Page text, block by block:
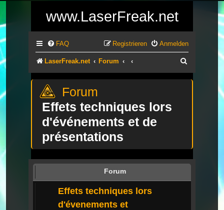
www.LaserFreak.net
FAQ Anmelden
Registrieren
LaserFreak.net Forum
Effets techniques lors
d'événements et de
présentations
Forum
Effets techniques lors
d'évenements et